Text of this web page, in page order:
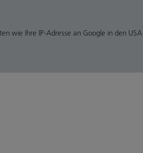
wie Ihre IP-Adresse an Google in den USA